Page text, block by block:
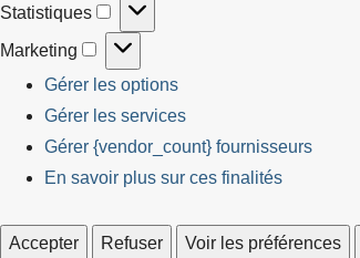
Statistiques
Statistiques
Marketing
Marketing
Gérer les options
Gérer les services
Gérer {vendor_count} fournisseurs
En savoir plus sur ces finalités
Accepter Refuser Voir les préférences